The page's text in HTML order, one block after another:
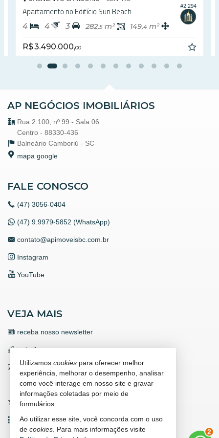
Piso Porcelanato
Infra para Ar Split
Características do Empreendimento
Sala de Jogos
Salão de Festas
Medidores Individuais
Captação de Água
Portão Eletrônico
Bicicletário
Gás Central
Elevador
Endereço:
Rua 3140
Balneário Camboriú /SC
Beach
149,4 m²
Apartamento no Edifício South
4 5 3 274, m²
AP NEGÓCIOS IMOBILIÁRIOS
Rua 2.100, nº 99 - Sala 06
Centro - 88330-436
Balneário Camboriú - SC
mapa google
FALE CONOSCO
(47) 3056-0404
(47) 9.9979-5852 (WhatsApp)
contato@apimoveisbc.com.br
Instagram
YouTube
VEJA MAIS
receba nosso newsletter
trabalhe conosco
indicadores financeiros
cadastre seu imóvel
imóveis favoritos
mapa de imóveis
2
Utilizamos cookies para oferecer melhor
experiência, melhorar o desempenho, analisar
como você interage em nosso site e gravar
informações coletadas por meio de
formulários.
Ao utilizar esse site, você concorda com o uso
de cookies . Para mais informações visite